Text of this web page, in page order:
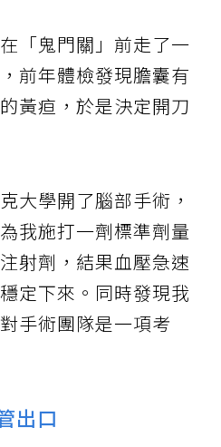
「鬼門關」前走了一
前年體檢發現膽囊有
黃疸，於是決定開刀
大學開了腦部手術，
我施打一劑標準劑量
射劑，結果血壓急速
定下來。同時發現我
手術團隊是一項考
出口